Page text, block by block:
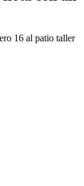
16 al patio taller